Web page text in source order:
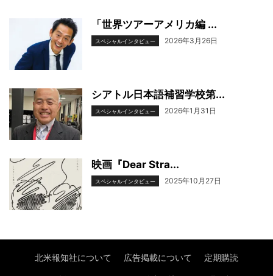
「世界ツアーアメリカ編 ...
スペシャルインタビュー 2026年3月26日
シアトル日本語補習学校第...
スペシャルインタビュー 2026年1月31日
映画『Dear Stra...
スペシャルインタビュー 2025年10月27日
北米報知社について 広告掲載について 定期購読